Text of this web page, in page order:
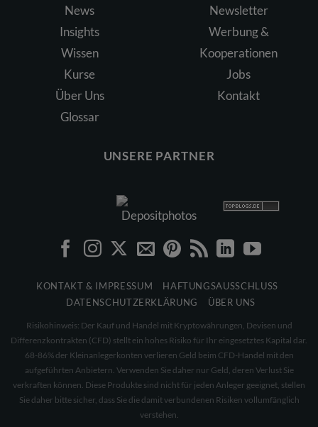
News
Insights
Wissen
Kurse
Über Uns
Glossar
Newsletter
Werbung &
Kooperationen
Jobs
Kontakt
UNSERE PARTNER
KONTAKT & IMPRESSUM
HAFTUNGSAUSSCHLUSS
DATENSCHUTZERKLÄRUNG
ÜBER UNS
Risikohinweis: Der Kauf und Handel mit Kryptowährungen, Devisen und
Differenzkontrakten (CFD) stellt ein hohes Risiko für Ihr eingesetztes Kapital dar.
68-86% der Kleinanlegerkonten verlieren Geld beim CFD-Handel mit den
aufgeführten Anbietern. Verwenden Sie daher nur Geld, deren Verlust Sie
verkraften können. Diese Produkte sind nicht für jeden Anleger geeignet, stellen
Sie daher bitte sicher, dass Sie die damit verbundenen Risiken vollumfänglich
verstehen.